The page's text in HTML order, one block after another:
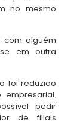
no mesmo
com alguém
em outra
foi reduzido
pedir
de filiais